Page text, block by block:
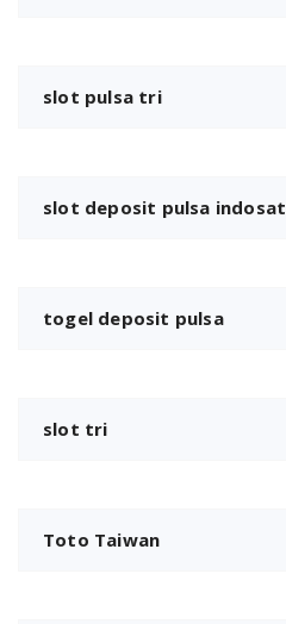
slot pulsa tri
slot deposit pulsa indosat
togel deposit pulsa
slot tri
Toto Taiwan